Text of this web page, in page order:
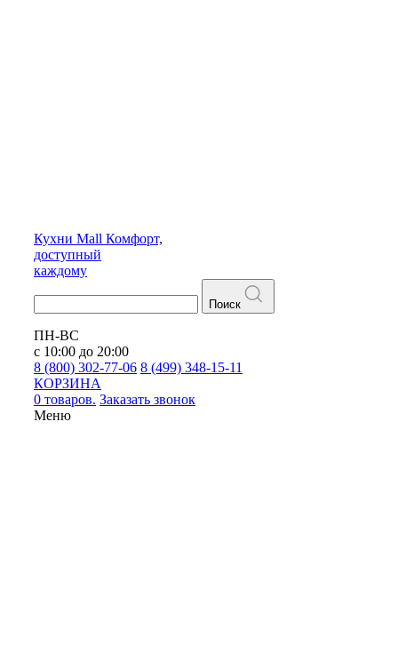
Кухни Mall Комфорт,
доступный
каждому
Поиск
ПН-ВС
с 10:00 до 20:00
8 (800) 302-77-06 8 (499) 348-15-11
КОРЗИНА
0 товаров. Заказать звонок
Меню